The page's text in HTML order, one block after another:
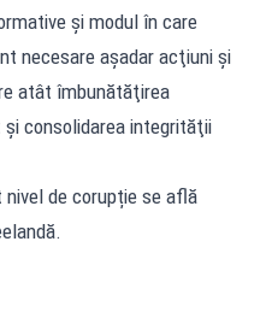
şi modul în care
necesare aşadar acţiuni şi
atât îmbunătăţirea
consolidarea integrităţii
de corupție se află